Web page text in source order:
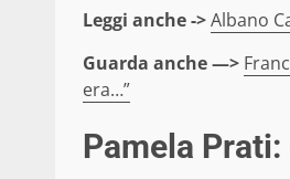
Leggi anche ->Albano
Guarda anche —>
era…”
Pamela